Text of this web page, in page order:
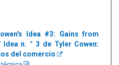
Idea #3: Gains from
Idea n. ° 3 de Tyler Cowen:
del comercio